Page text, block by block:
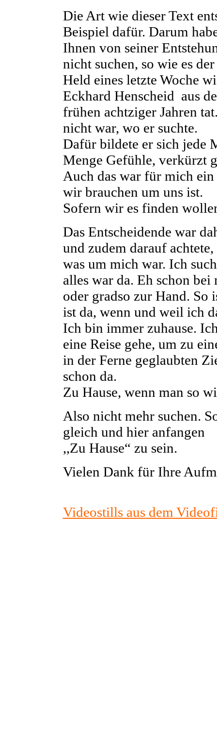
Die Art wie dieser Text
Beispiel dafür. Darum
Ihnen von seiner
nicht suchen, so wie es
Held eines letzte Woche
Eckhard Henscheid aus
frühen achtziger Jahren
nicht war, wo er suchte.
Dafür bildete er sich jede
Menge Gefühle, verkürzt
Auch das war für mich
wir brauchen um uns ist.
Sofern wir es finden
Das Entscheidende war
und zudem darauf achtete,
was um mich war. Ich
alles war da. Eh schon
oder gradso zur Hand. So
ist da, wenn und weil ich
Ich bin immer zuhause.
eine Reise gehe, um zu
in der Ferne geglaubten
schon da.
Zu Hause, wenn man so
Also nicht mehr suchen.
gleich und hier anfangen
,,Zu Hause“ zu sein.
Vielen Dank für Ihre
Videostills aus dem